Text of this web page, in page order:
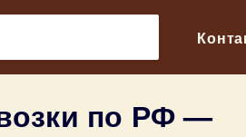
по РФ —